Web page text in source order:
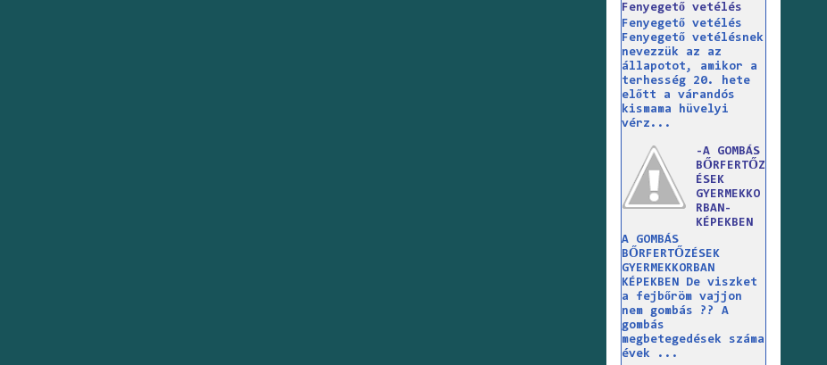
Fenyegető vetélés
Fenyegető vetélés
Fenyegető vetélésnek
nevezzük az az
állapotot, amikor a
terhesség 20. hete
előtt a várandós
kismama hüvelyi
vérz...
-A GOMBÁS
BŐRFERTŐZ
ÉSEK
GYERMEKKO
RBAN-
KÉPEKBEN
A GOMBÁS
BŐRFERTŐZÉSEK
GYERMEKKORBAN
KÉPEKBEN De viszket
a fejbőröm vajjon
nem gombás ?? A
gombás
megbetegedések száma
évek ...